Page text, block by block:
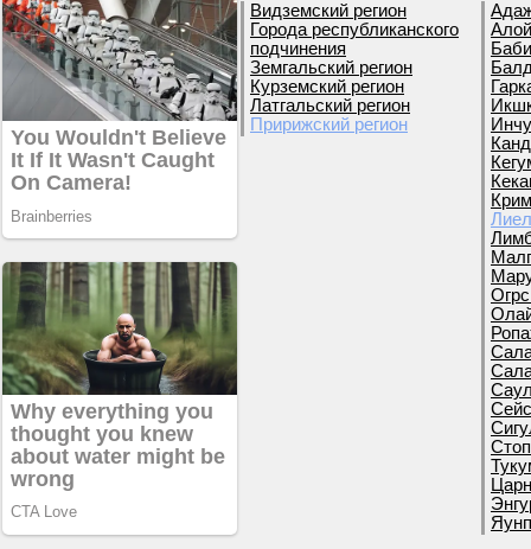
Видземский регион
Города республиканского
подчинения
Земгальский регион
Курземский регион
Латгальский регион
Пририжский регион